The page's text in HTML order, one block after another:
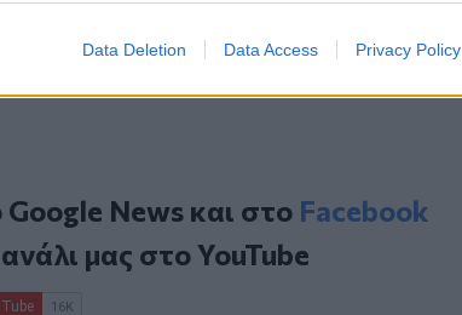
Data Deletion Data Access Privacy Policy
Σούδας την Κυριακή 17 Μαΐου
Google Newsκαι στο Facebook
μας στοYouTube